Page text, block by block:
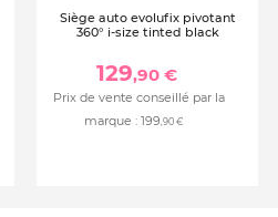
Siège auto evolufix pivotant
360° i-size tinted black
129,90 €
Prix de vente conseillé par la
marque : 199,90 €